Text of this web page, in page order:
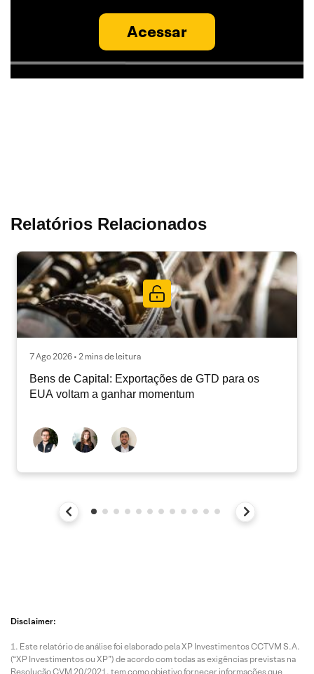
Acessar
Relatórios Relacionados
7 Ago 2026 • 2 mins de leitura
Bens de Capital: Exportações de GTD para os
EUA voltam a ganhar momentum
Disclaimer:
Este relatório de análise foi elaborado pela XP Investimentos CCTVM S.A.
(“XP Investimentos ou XP”) de acordo com todas as exigências previstas na
Resolução CVM 20/2021, tem como objetivo fornecer informações que